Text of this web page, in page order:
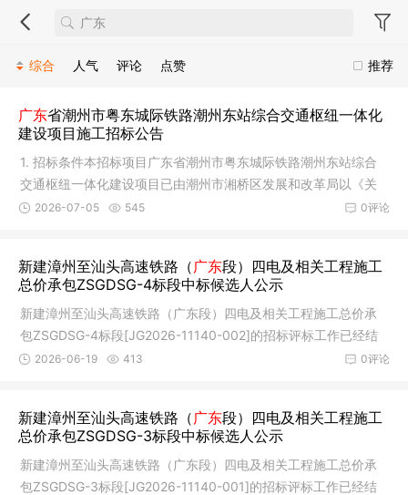
推荐
综合 人气 评论 点赞
广东省潮州市粤东城际铁路潮州东站综合交通枢纽一体化
建设项目施工招标公告
1. 招标条件本招标项目广东省潮州市粤东城际铁路潮州东站综合
交通枢纽一体化建设项目已由潮州市湘桥区发展和改革局以《关
于再次
0评论
2026-07-05 545
新建漳州至汕头高速铁路（广东段）四电及相关工程施工
总价承包ZSGDSG-4标段中标候选人公示
新建漳州至汕头高速铁路（广东段）四电及相关工程施工总价承
包ZSGDSG-4标段[JG2026-11140-002]的招标评标工作已经结
束共有7家投
0评论
2026-06-19 413
新建漳州至汕头高速铁路（广东段）四电及相关工程施工
总价承包ZSGDSG-3标段中标候选人公示
新建漳州至汕头高速铁路（广东段）四电及相关工程施工总价承
包ZSGDSG-3标段[JG2026-11140-001]的招标评标工作已经结